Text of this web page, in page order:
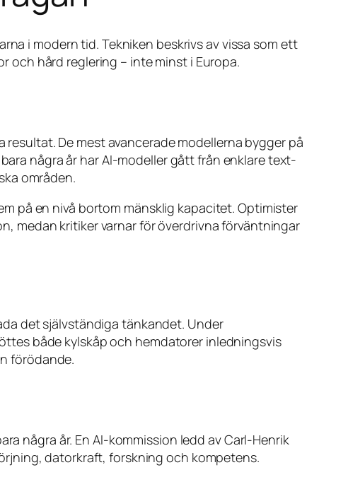
i modern tid. Tekniken beskrivs av vissa som ett
och hård reglering – inte minst i Europa.
De mest avancerade modellerna bygger på
några år har AI-modeller gått från enklare text-
områden.
på en nivå bortom mänsklig kapacitet. Optimister
medan kritiker varnar för överdrivna förväntningar
det självständiga tänkandet. Under
både kylskåp och hemdatorer inledningsvis
förödande.
några år. En AI-kommission ledd av Carl-Henrik
datorkraft, forskning och kompetens.